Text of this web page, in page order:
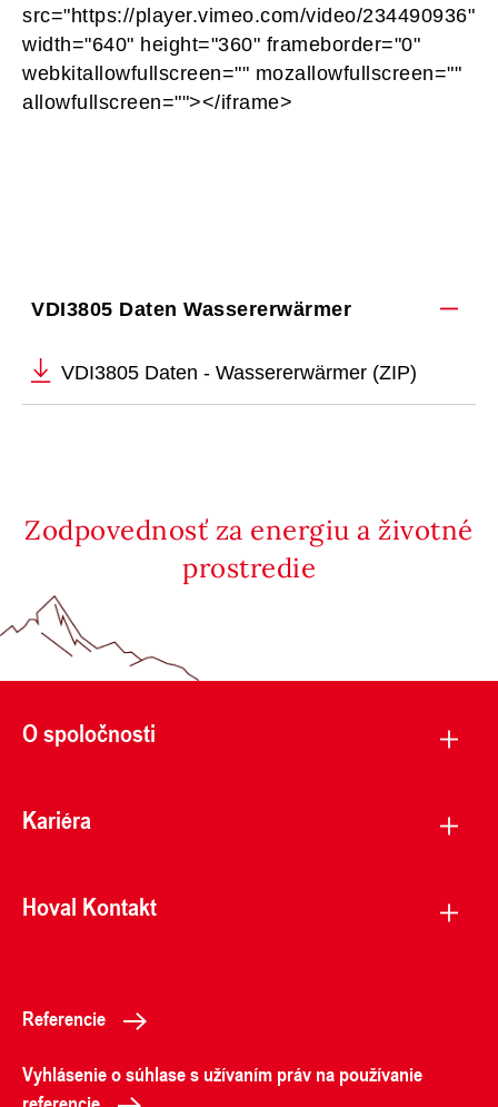
src="https://player.vimeo.com/video/234490936"
width="640" height="360" frameborder="0"
webkitallowfullscreen="" mozallowfullscreen=""
allowfullscreen=""></iframe>
VDI3805 Daten Wassererwärmer
VDI3805 Daten - Wassererwärmer (ZIP)
Zodpovednosť za energiu a životné
prostredie
O spoločnosti
Kariéra
Hoval Kontakt
Referencie
Vyhlásenie o súhlase s užívaním práv na používanie